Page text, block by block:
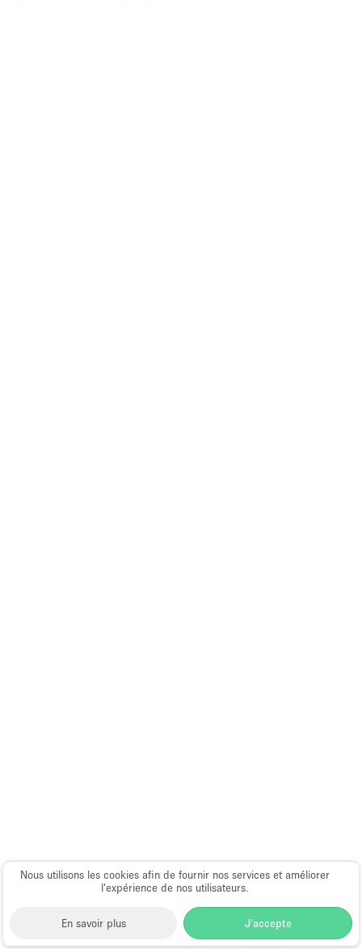
Nous utilisons les cookies afin de fournir nos services et améliorer
l’expérience de nos utilisateurs.
En savoir plus J'accepte